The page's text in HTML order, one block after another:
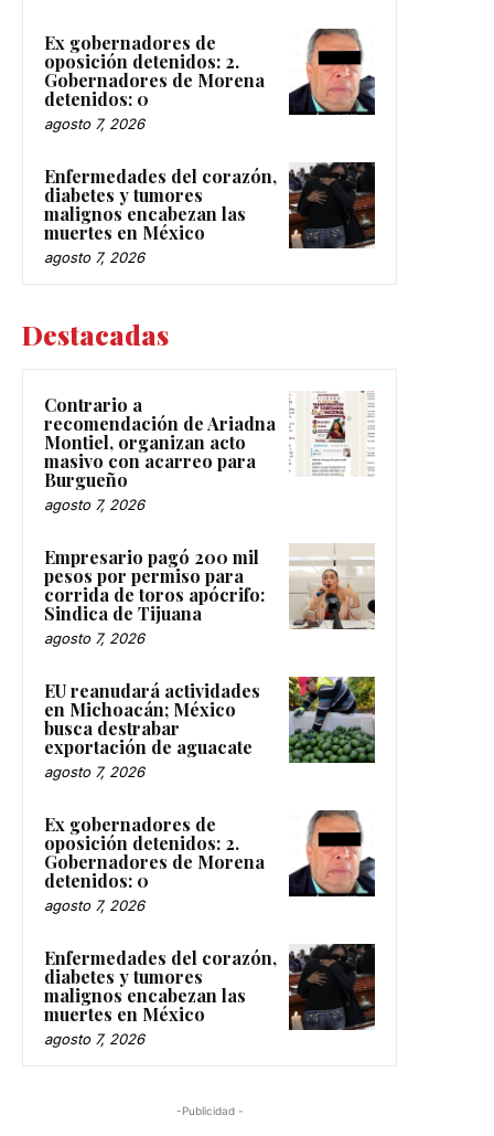
Ex gobernadores de
oposición detenidos: 2.
Gobernadores de Morena
detenidos: 0
agosto 7, 2026
Enfermedades del corazón,
diabetes y tumores
malignos encabezan las
muertes en México
agosto 7, 2026
Destacadas
Contrario a
recomendación de Ariadna
Montiel, organizan acto
masivo con acarreo para
Burgueño
agosto 7, 2026
Empresario pagó 200 mil
pesos por permiso para
corrida de toros apócrifo:
Sindica de Tijuana
agosto 7, 2026
EU reanudará actividades
en Michoacán; México
busca destrabar
exportación de aguacate
agosto 7, 2026
Ex gobernadores de
oposición detenidos: 2.
Gobernadores de Morena
detenidos: 0
agosto 7, 2026
Enfermedades del corazón,
diabetes y tumores
malignos encabezan las
muertes en México
agosto 7, 2026
-Publicidad -